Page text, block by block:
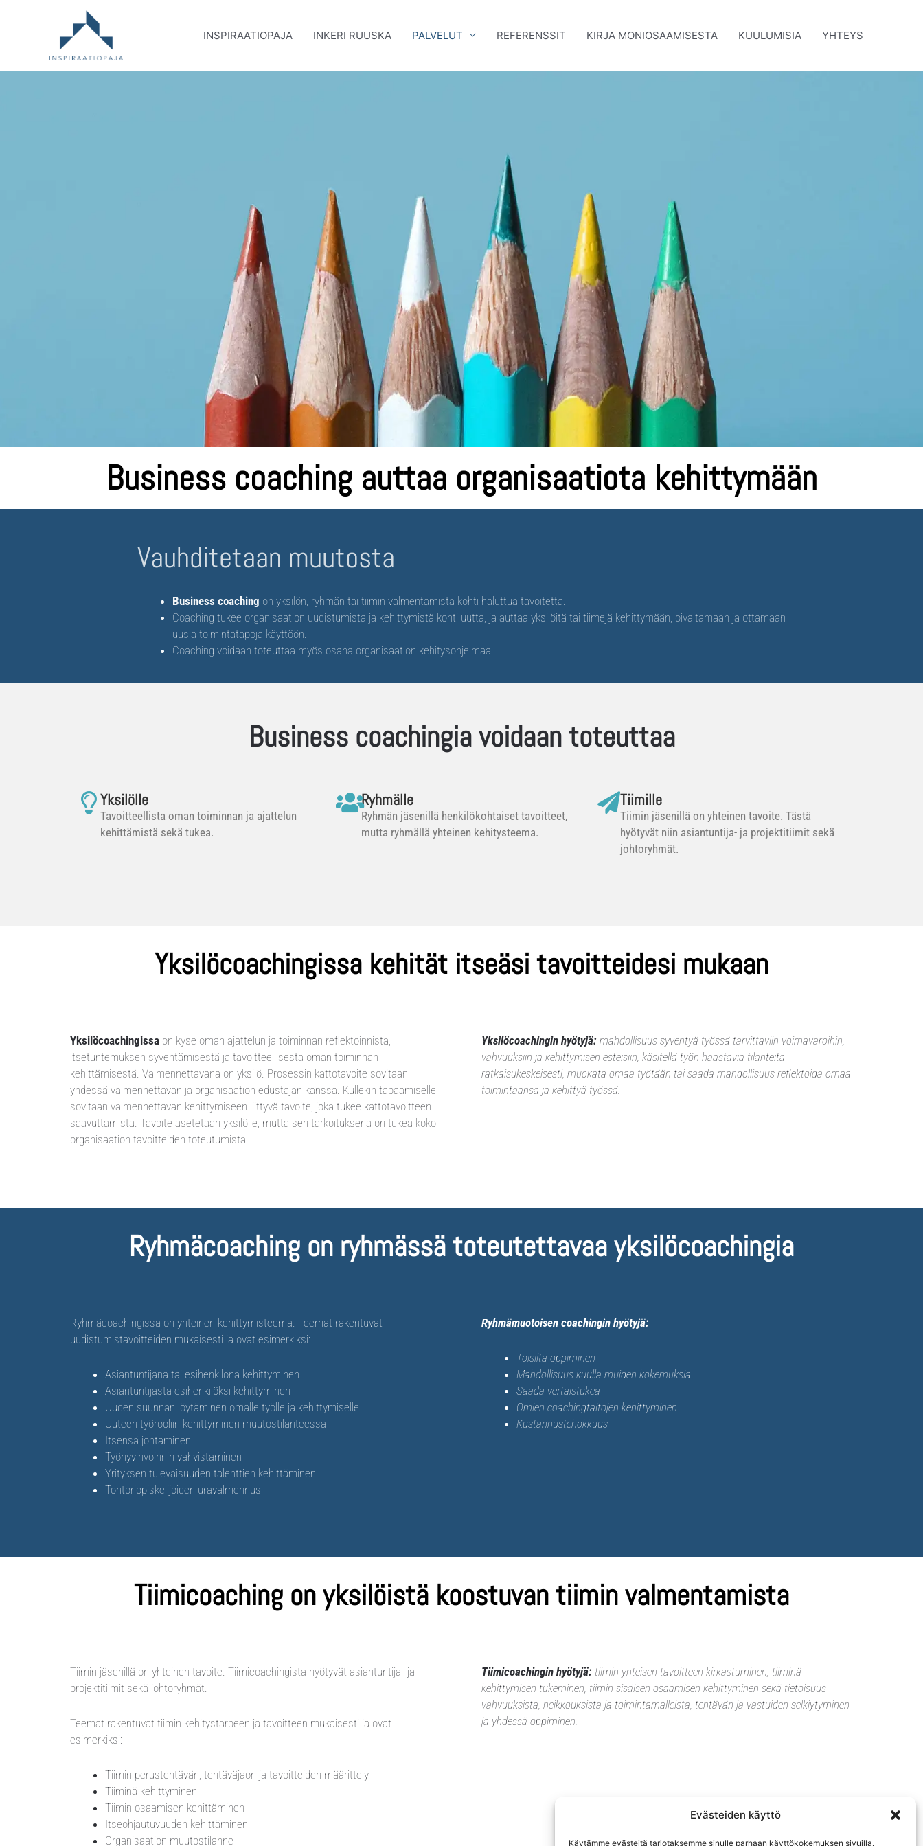
Evästeiden käyttö
Käytämme evästeitä tarjotaksemme sinulle parhaan käyttökokemuksen sivuilla.
INSPIRAATIOPAJA INKERI RUUSKA PALVELUT REFERENSSIT KIRJA MONIOSAAMISESTA KUULUMISIA YHTEYS
Business coaching auttaa organisaatiota kehittymään
Vauhditetaan muutosta
Business coaching on yksilön, ryhmän tai tiimin valmentamista kohti haluttua tavoitetta.
Coaching tukee organisaation uudistumista ja kehittymistä kohti uutta, ja auttaa yksilöitä tai tiimejä kehittymään, oivaltamaan ja ottamaan
uusia toimintatapoja käyttöön.
Coaching voidaan toteuttaa myös osana organisaation kehitysohjelmaa.
Business coachingia voidaan toteuttaa
Yksilölle
Tavoitteellista oman toiminnan ja ajattelun
kehittämistä sekä tukea.
Ryhmälle
Ryhmän jäsenillä henkilökohtaiset tavoitteet,
mutta ryhmällä yhteinen kehitysteema.
Tiimille
Tiimin jäsenillä on yhteinen tavoite. Tästä
hyötyvät niin asiantuntija- ja projektitiimit sekä
johtoryhmät.
Yksilöcoachingissa kehität itseäsi tavoitteidesi mukaan
Yksilöcoachingissa on kyse oman ajattelun ja toiminnan reflektoinnista,
itsetuntemuksen syventämisestä ja tavoitteellisesta oman toiminnan
kehittämisestä. Valmennettavana on yksilö. Prosessin kattotavoite sovitaan
yhdessä valmennettavan ja organisaation edustajan kanssa. Kullekin tapaamiselle
sovitaan valmennettavan kehittymiseen liittyvä tavoite, joka tukee kattotavoitteen
saavuttamista. Tavoite asetetaan yksilölle, mutta sen tarkoituksena on tukea koko
organisaation tavoitteiden toteutumista.
Yksilöcoachingin hyötyjä:mahdollisuus syventyä työssä tarvittaviin voimavaroihin,
vahvuuksiin ja kehittymisen esteisiin, käsitellä työn haastavia tilanteita
ratkaisukeskeisesti, muokata omaa työtään tai saada mahdollisuus reflektoida omaa
toimintaansa ja kehittyä työssä.
Ryhmäcoaching on ryhmässä toteutettavaa yksilöcoachingia
Ryhmäcoachingissa on yhteinen kehittymisteema. Teemat rakentuvat
uudistumistavoitteiden mukaisesti ja ovat esimerkiksi:
Asiantuntijana tai esihenkilönä kehittyminen
Asiantuntijasta esihenkilöksi kehittyminen
Uuden suunnan löytäminen omalle työlle ja kehittymiselle
Uuteen työrooliin kehittyminen muutostilanteessa
Itsensä johtaminen
Työhyvinvoinnin vahvistaminen
Yrityksen tulevaisuuden talenttien kehittäminen
Tohtoriopiskelijoiden uravalmennus
Ryhmämuotoisen coachingin hyötyjä:
Toisilta oppiminen
Mahdollisuus kuulla muiden kokemuksia
Saada vertaistukea
Omien coachingtaitojen kehittyminen
Kustannustehokkuus
Tiimicoaching on yksilöistä koostuvan tiimin valmentamista
Tiimin jäsenillä on yhteinen tavoite. Tiimicoachingista hyötyvät asiantuntija- ja
projektitiimit sekä johtoryhmät.
Teemat rakentuvat tiimin kehitystarpeen ja tavoitteen mukaisesti ja ovat
esimerkiksi:
Tiimin perustehtävän, tehtäväjaon ja tavoitteiden määrittely
Tiiminä kehittyminen
Tiimin osaamisen kehittäminen
Itseohjautuvuuden kehittäminen
Organisaation muutostilanne
Tiimicoachingin hyötyjä:tiimin yhteisen tavoitteen kirkastuminen, tiiminä
kehittymisen tukeminen, tiimin sisäisen osaamisen kehittyminen sekä tietoisuus
vahvuuksista, heikkouksista ja toimintamalleista, tehtävän ja vastuiden selkiytyminen
ja yhdessä oppiminen.